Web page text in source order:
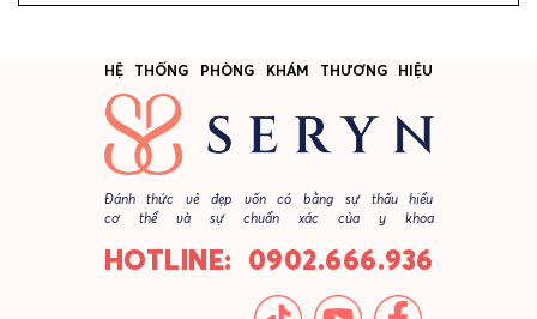
HỆ THỐNG PHÒNG KHÁM THƯƠNG HIỆU
Đánh thức vẻ đẹp vốn có bằng sự thấu hiểu
cơ thể và sự chuẩn xác của y khoa
HOTLINE: 0902.666.936